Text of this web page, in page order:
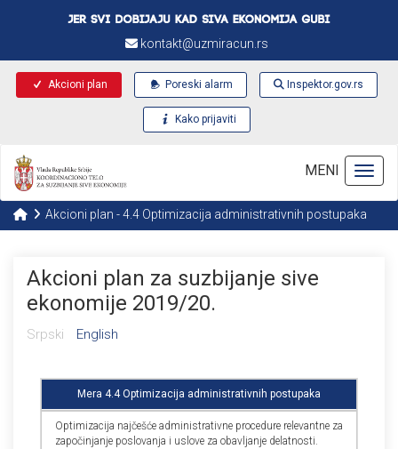
kontakt@uzmiracun.rs
Akcioni plan Poreski alarm Inspektor.gov.rs
Kako prijaviti
MENI
Akcioni plan - 4.4 Optimizacija administrativnih postupaka
Akcioni plan za suzbijanje sive
ekonomije 2019/20.
Srpski English
Mera 4.4 Optimizacija administrativnih postupaka
Optimizacija najčešće administrativne procedure relevantne za
započinjanje poslovanja i uslove za obavlјanje delatnosti.